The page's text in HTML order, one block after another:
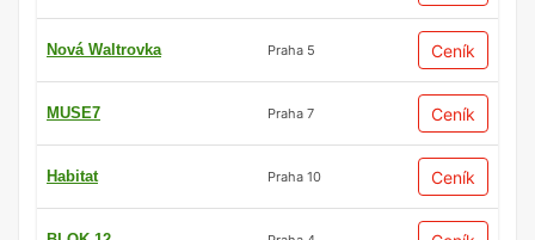
Nová Waltrovka Praha 5 Ceník
MUSE7 Praha 7 Ceník
Habitat Praha 10 Ceník